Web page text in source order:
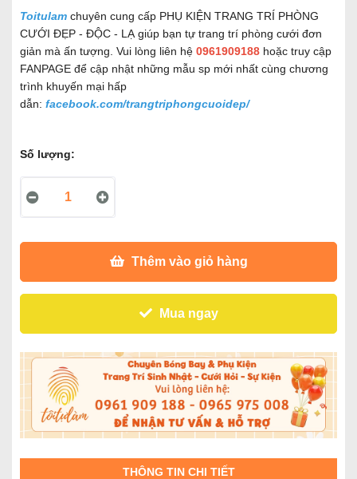
Toitulam chuyên cung cấp PHỤ KIỆN TRANG TRÍ PHÒNG
CƯỚI ĐẸP - ĐỘC - LẠ giúp bạn tự trang trí phòng cưới đơn
giản mà ấn tượng. Vui lòng liên hệ 0961909188 hoặc truy cập
FANPAGE để cập nhật những mẫu sp mới nhất cùng chương
trình khuyến mại hấp
dẫn: facebook.com/trangtriphongcuoidep/
Số lượng:
Thêm vào giỏ hàng
Mua ngay
THÔNG TIN CHI TIẾT